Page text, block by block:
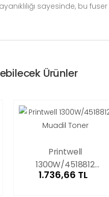
sayesinde, bu
Ürünler
Printwell
1300W/4518812
Muadil Toner
1.736,66 TL